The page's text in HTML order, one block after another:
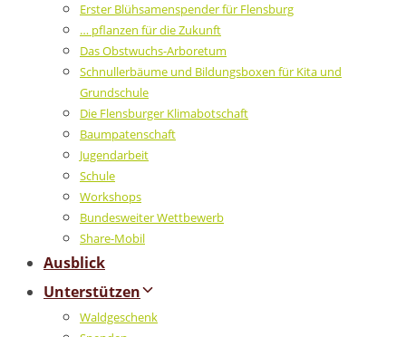
Erster Blühsamenspender für Flensburg
… pflanzen für die Zukunft
Das Obstwuchs-Arboretum
Schnullerbäume und Bildungsboxen für Kita und
Grundschule
Die Flensburger Klimabotschaft
Baumpatenschaft
Jugendarbeit
Schule
Workshops
Bundesweiter Wettbewerb
Share-Mobil
Ausblick
Unterstützen
Waldgeschenk